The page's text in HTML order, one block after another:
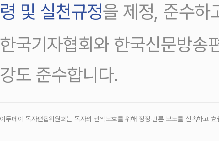
령 및 실천규정을 제정, 준수하
한국기자협회와 한국신문방송
강도 준수합니다.
이투데이 독자편집위원회는 독자의 권익보호를 위해 정정‧반론 보도를 신속하고